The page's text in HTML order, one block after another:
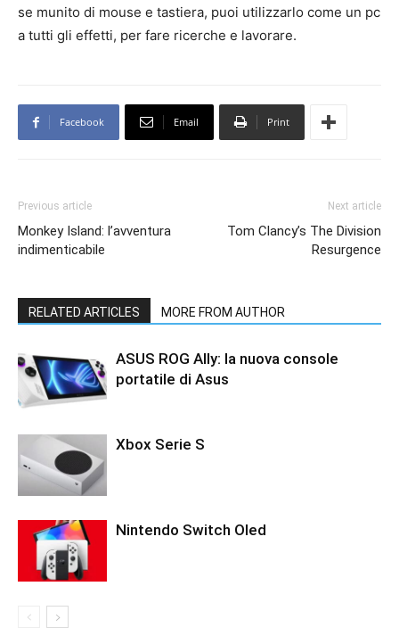
se munito di mouse e tastiera, puoi utilizzarlo come un pc
a tutti gli effetti, per fare ricerche e lavorare.
Facebook Email Print
Previous article
Monkey Island: l’avventura
indimenticabile
Next article
Tom Clancy’s The Division
Resurgence
RELATED ARTICLES MORE FROM AUTHOR
ASUS ROG Ally: la nuova console
portatile di Asus
Xbox Serie S
Nintendo Switch Oled